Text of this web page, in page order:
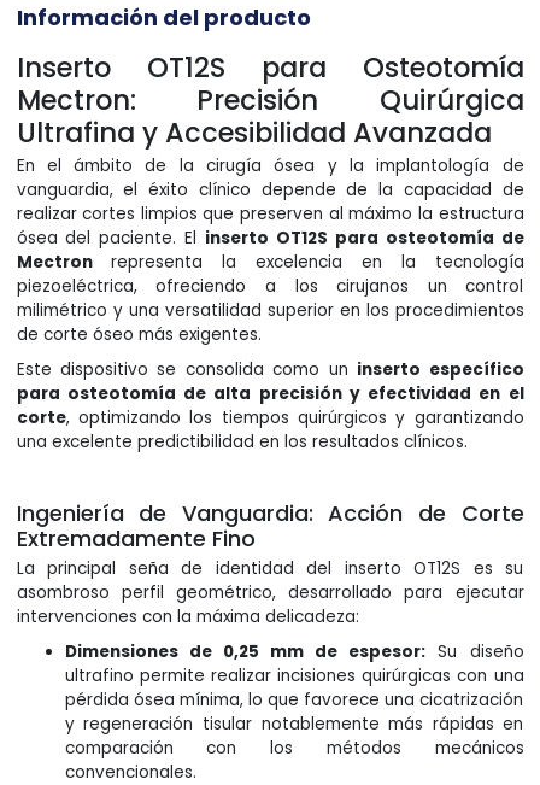
Información del producto
Inserto OT12S para Osteotomía
Mectron: Precisión Quirúrgica
Ultrafina y Accesibilidad Avanzada
En el ámbito de la cirugía ósea y la implantología de
vanguardia, el éxito clínico depende de la capacidad de
realizar cortes limpios que preserven al máximo la estructura
ósea del paciente. El inserto OT12S para osteotomía de
Mectronrepresenta la excelencia en la tecnología
piezoeléctrica, ofreciendo a los cirujanos un control
milimétrico y una versatilidad superior en los procedimientos
de corte óseo más exigentes.
Este dispositivo se consolida como un inserto específico
para osteotomía de alta precisión y efectividad en el
corte, optimizando los tiempos quirúrgicos y garantizando
una excelente predictibilidad en los resultados clínicos.
Ingeniería de Vanguardia: Acción de Corte
Extremadamente Fino
La principal seña de identidad del inserto OT12S es su
asombroso perfil geométrico, desarrollado para ejecutar
intervenciones con la máxima delicadeza:
Dimensiones de 0,25 mm de espesor: Su diseño
ultrafino permite realizar incisiones quirúrgicas con una
pérdida ósea mínima, lo que favorece una cicatrización
y regeneración tisular notablemente más rápidas en
comparación con los métodos mecánicos
convencionales.